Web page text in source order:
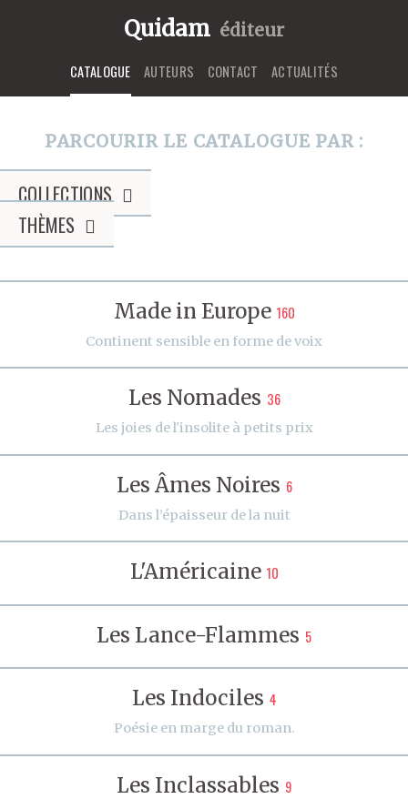
Quidam éditeur
CATALOGUE AUTEURS CONTACT ACTUALITÉS
PARCOURIR LE CATALOGUE PAR :
COLLECTIONS
THÈMES
Made in Europe 160
Continent sensible en forme de voix
Les Nomades 36
Les joies de l'insolite à petits prix
Les Âmes Noires 6
Dans l’épaisseur de la nuit
L'Américaine 10
Les Lance-Flammes 5
Les Indociles 4
Poésie en marge du roman.
Les Inclassables 9